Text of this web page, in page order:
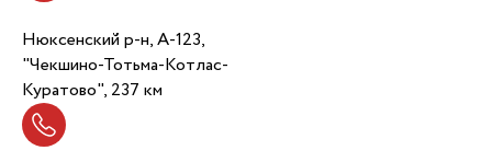
Нюксенский р-н, A-123,
"Чекшино-Тотьма-Котлас-
Куратово", 237 км